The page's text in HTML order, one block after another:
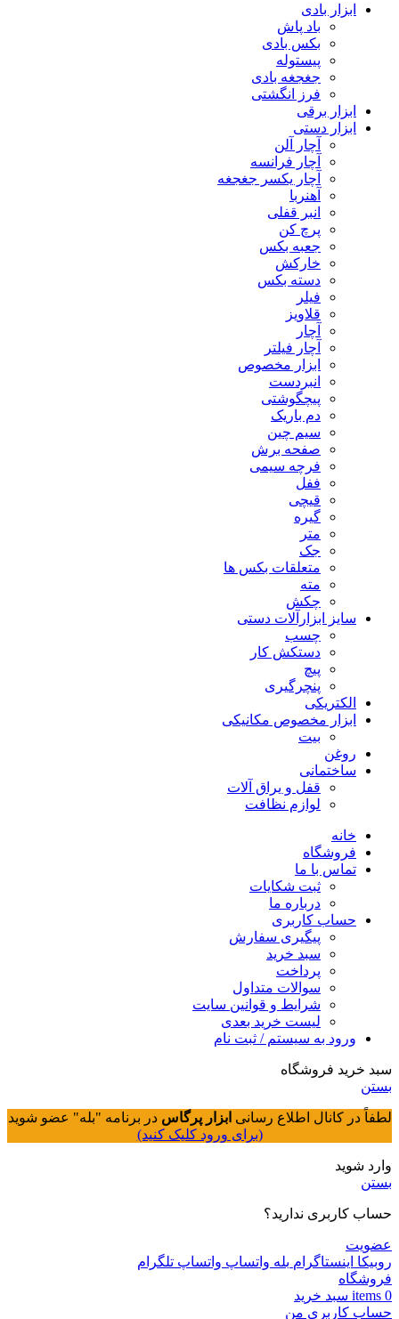
ابزار بادی
باد پاش
بکس بادی
پیستوله
جغجغه بادی
فرز انگشتی
ابزار برقی
ابزار دستی
آچار آلن
آچار فرانسه
آچار یکسر جغجغه
آهنربا
انبر قفلی
پرچ کن
جعبه بکس
خارکش
دسته بکس
فیلر
قلاویز
آچار
آچار فیلتر
ابزار مخصوص
انبردست
پیچگوشتی
دم باریک
سیم چین
صفحه برش
فرچه سیمی
ففل
قیچی
گیره
متر
جک
متعلقات بکس ها
مته
چکش
سایز ابزارآلات دستی
چسب
دستکش کار
پیچ
پنچرگیری
الکتریکی
ابزار مخصوص مکانیکی
بیت
روغن
ساختمانی
قفل و یراق آلات
لوازم نظافت
خانه
فروشگاه
تماس با ما
ثبت شکایات
درباره ما
حساب کاربری
پیگیری سفارش
سبد خرید
پرداخت
سوالات متداول
شرایط و قوانین سایت
لیست خرید بعدی
ورود به سیستم / ثبت نام
سبد خرید فروشگاه
بستن
لطفاً در کانال اطلاع رسانی ابزار پرگاس در برنامه "بله" عضو شوید
(برای ورود کلیک کنید)
وارد شوید
بستن
حساب کاربری ندارید؟
عضویت
روبیکا اینستاگرام بله واتساپ واتساپ تلگرام
فروشگاه
0
items سبد خريد
حساب کاربری من